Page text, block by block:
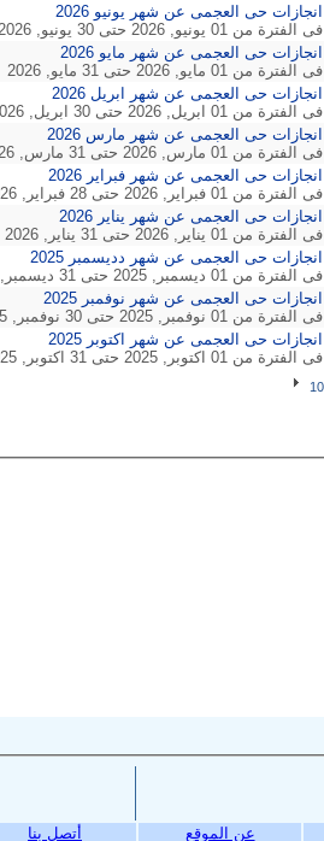
انجازات حى العجمى عن شهر يونيو 2026
فى الفترة من 01 يونيو, 2026 حتى 30 يونيو, 2026
انجازات حى العجمى عن شهر مايو 2026
فى الفترة من 01 مايو, 2026 حتى 31 مايو, 2026
انجازات حى العجمى عن شهر ابريل 2026
فى الفترة من 01 ابريل, 2026 حتى 30 ابريل, 2026
انجازات حى العجمى عن شهر مارس 2026
فى الفترة من 01 مارس, 2026 حتى 31 مارس, 2026
انجازات حى العجمى عن شهر فبراير 2026
فى الفترة من 01 فبراير, 2026 حتى 28 فبراير, 2026
انجازات حى العجمى عن شهر يناير 2026
فى الفترة من 01 يناير, 2026 حتى 31 يناير, 2026
انجازات حى العجمى عن شهر دديسمبر 2025
فى الفترة من 01 ديسمبر, 2025 حتى 31 ديسمبر, 2025
انجازات حى العجمى عن شهر نوفمبر 2025
فى الفترة من 01 نوفمبر, 2025 حتى 30 نوفمبر, 2025
انجازات حى العجمى عن شهر اكتوبر 2025
فى الفترة من 01 اكتوبر, 2025 حتى 31 اكتوبر, 2025
عن الموقع أتصل بنا